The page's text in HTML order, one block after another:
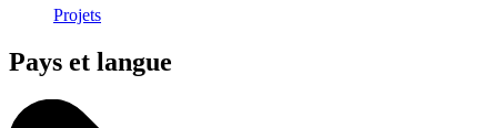
Projets
Pays et langue